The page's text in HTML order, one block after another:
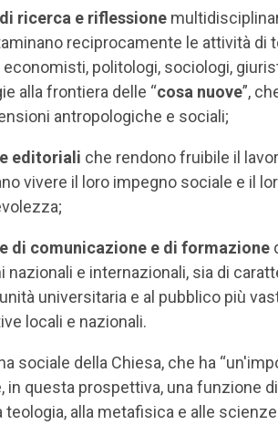
ricerca e riflessione
reciprocamente le attività di
politologi, sociologi,
alla frontiera delle “cosa nuove”,
antropologiche e sociali;
editoriali che rendono fruibile il
vivere il loro impegno sociale e il
di comunicazione e di formazione
nazionali e internazionali, sia di
universitaria e al pubblico più
locali e nazionali.
sociale della Chiesa, che ha
in questa prospettiva, una funzione
teologia, alla metafisica e alle